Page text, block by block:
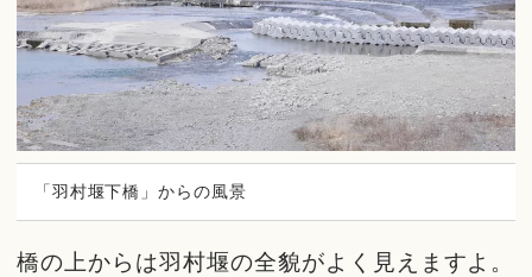
「羽村堰下橋」からの風景
橋の上からは羽村堰の全貌がよく見えますよ。